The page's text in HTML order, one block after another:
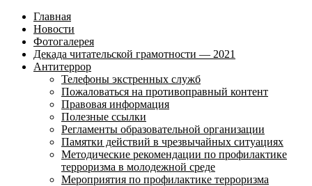
Главная
Новости
Фотогалерея
Декада читательской грамотности — 2021
Антитеррор
Телефоны экстренных служб
Пожаловаться на противоправный контент
Правовая информация
Полезные ссылки
Регламенты образовательной организации
Памятки действий в чрезвычайных ситуациях
Методические рекомендации по профилактике
терроризма в молодежной среде
Мероприятия по профилактике терроризма